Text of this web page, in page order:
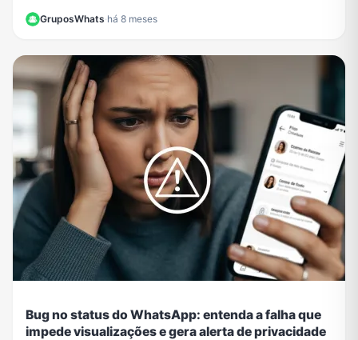
GruposWhats·há 8 meses
Bug no status do WhatsApp: entenda a falha que
impede visualizações e gera alerta de privacidade